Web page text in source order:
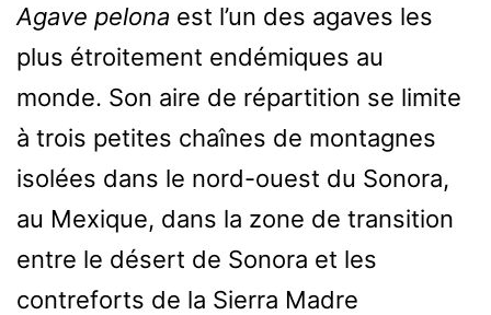
Agave pelona est l’un des agaves les
plus étroitement endémiques au
monde. Son aire de répartition se limite
à trois petites chaînes de montagnes
isolées dans le nord-ouest du Sonora,
au Mexique, dans la zone de transition
entre le désert de Sonora et les
contreforts de la Sierra Madre